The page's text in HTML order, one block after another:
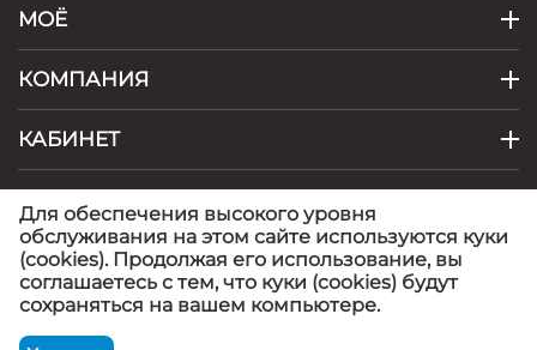
МОЁ
КОМПАНИЯ
КАБИНЕТ
КОНТАКТЫ
© 1999 - 2026 Artel - фабрика детской одежды.
Artel
Для обеспечения высокого уровня
обслуживания на этом сайте используются куки
(cookies). Продолжая его использование, вы
соглашаетесь с тем, что куки (cookies) будут
сохраняться на вашем компьютере.